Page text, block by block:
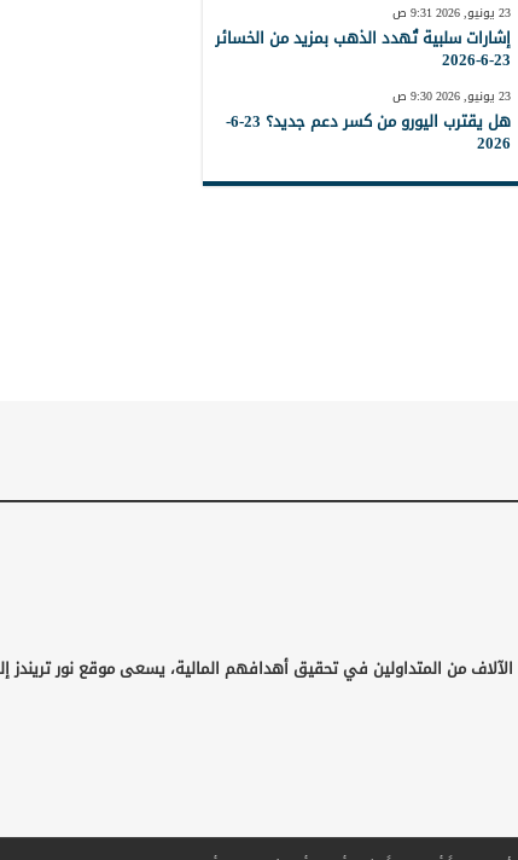
23 يونيو, 2026 9:31 ص
إشارات سلبية تُهدد الذهب بمزيد من الخسائر
23-6-2026
23 يونيو, 2026 9:30 ص
هل يقترب اليورو من كسر دعم جديد؟ 23-6-
2026
من المتداولين في تحقيق أهدافهم المالية، يسعى موقع نور تريندز